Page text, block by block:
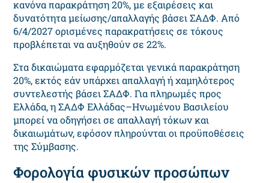
κανόνα παρακράτηση 20%, με εξαιρέσεις και
δυνατότητα μείωσης/απαλλαγής βάσει ΣΑΔΦ. Από
6/4/2027 ορισμένες παρακρατήσεις σε τόκους
προβλέπεται να αυξηθούν σε 22%.
Στα δικαιώματα εφαρμόζεται γενικά παρακράτηση
20%, εκτός εάν υπάρχει απαλλαγή ή χαμηλότερος
συντελεστής βάσει ΣΑΔΦ. Για πληρωμές προς
Ελλάδα, η ΣΑΔΦ Ελλάδας–Ηνωμένου Βασιλείου
μπορεί να οδηγήσει σε απαλλαγή τόκων και
δικαιωμάτων, εφόσον πληρούνται οι προϋποθέσεις
της Σύμβασης.
Φορολογία φυσικών προσώπων